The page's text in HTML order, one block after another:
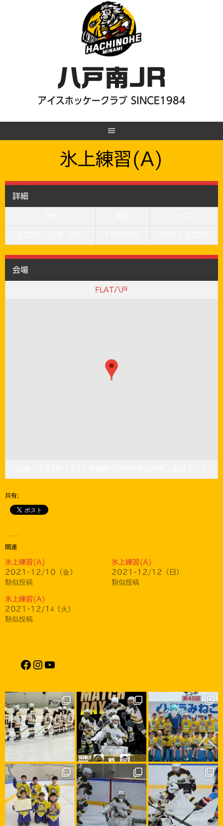
八戸南JR
アイスホッケークラブ SINCE1984
氷上練習(A)
詳細
会場
FLAT八戸
共有:
関連
氷上練習(A)
2021-12/10（金）
類似投稿
氷上練習(A)
2021-12/12（日）
類似投稿
氷上練習(A)
2021-12/14（火）
類似投稿
Facebook
Instagram
YouTube